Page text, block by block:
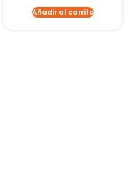
Añadir al carrito